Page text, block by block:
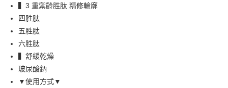
由本公司與您本人進行分期帳單所需資料之確認、核對及更正。
3.完整用戶服務條款，請詳閱以下連結：
每筆NT$80，滿NT$888(含以上)免運費
付款後7-11取貨
每筆NT$80，滿NT$888(含以上)免運費
宅配
每筆NT$80，滿NT$888(含以上)免運費
▍3 重禦齡胜肽 精修輪廓
四胜肽
五胜肽
六胜肽
▍舒緩乾燥
玻尿酸鈉
▼使用方式▼